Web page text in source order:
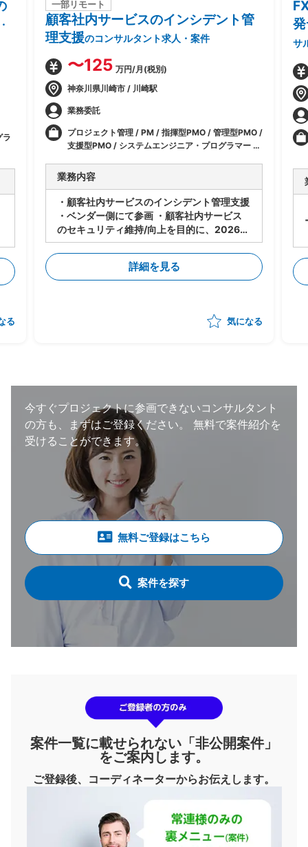
ラ
る
一部リモート
顧客社内サービスのインシデント管
理支援のコンサルタント求人・案件
〜125 万円/月(税別)
神奈川県川崎市 / 川崎駅
業務委託
プロジェクト管理 / PM / 指揮型PMO / 管理型PMO /
支援型PMO / システムエンジニア・プログラマー /
業務内容
・顧客社内サービスのインシデント管理支援
・ベンダー側にて参画 ・顧客社内サービス
のセキュリティ維持/向上を目的に、2026年
度よりSOC/CSIRTの整備中 ・インシデント
マネージャーとして推進し、チーム立ち上げ
後の一員を担当 ・下記の業務内容を想定 -S
OCで判断できずエスカレーションされたア
詳細を見る
気になる
サ
今すぐプロジェクトに参画できないコンサルタント
の方も、まずはご登録ください。
無料で案件紹介を
受けることができます。
無料ご登録はこちら
案件を探す
案件一覧に載せられない「非公開案件」
をご案内します。
ご登録後、コーディネーターからお伝えします。